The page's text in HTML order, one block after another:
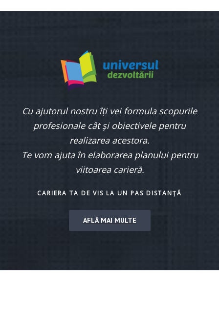
Cu ajutorul nostru îți vei formula scopurile
profesionale cât și obiectivele pentru
realizarea acestora.
Te vom ajuta în elaborarea planului pentru
viitoarea carieră.
CARIERA TA DE VIS LA UN PAS DISTANȚĂ
AFLĂ MAI MULTE